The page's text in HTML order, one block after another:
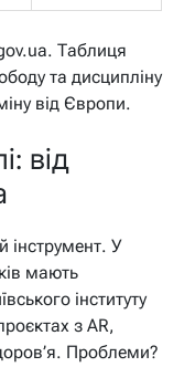
Таблиця
та дисципліну
від Європи.
від
У
мають
інституту
з AR,
Проблеми?